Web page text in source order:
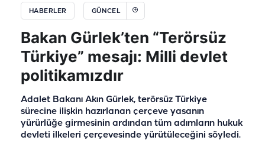
HABERLER GÜNCEL
Bakan Gürlek’ten “Terörsüz
Türkiye” mesajı: Milli devlet
politikamızdır
Adalet Bakanı Akın Gürlek, terörsüz Türkiye
sürecine ilişkin hazırlanan çerçeve yasanın
yürürlüğe girmesinin ardından tüm adımların hukuk
devleti ilkeleri çerçevesinde yürütüleceğini söyledi.